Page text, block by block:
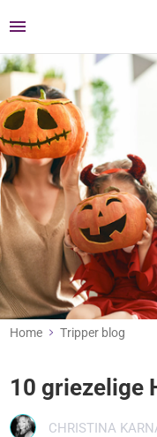
Menu
Home Tripper blog
10 griezelige
CHRISTINA